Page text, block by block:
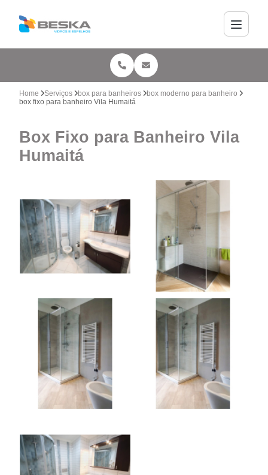
Home Serviços box para banheiros
box moderno para banheiro
box fixo para banheiro Vila Humaitá
Box Fixo para Banheiro Vila
Humaitá